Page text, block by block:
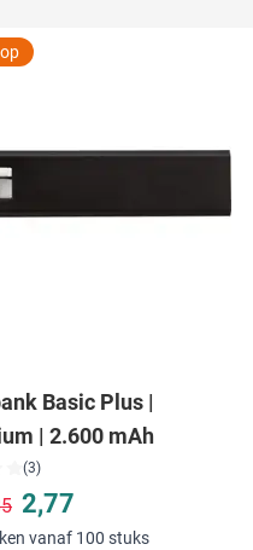
Basic Plus |
| 2.600 mAh
(3)
Normale prijs
2,77
vanaf 100 stuks